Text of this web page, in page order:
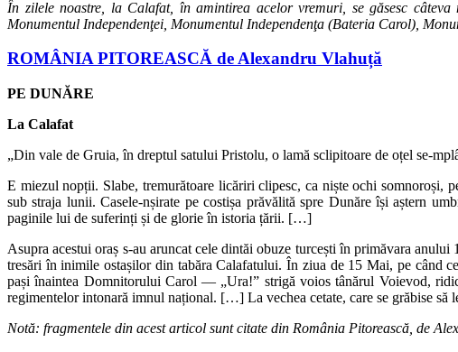
În zilele noastre, la Calafat, în amintirea acelor vremuri, se găsesc câteva
Monumentul Independenţei, Monumentul Independenţa (Bateria Carol),
ROMÂNIA PITOREASCĂ de Alexandru Vlahuță
PE DUNĂRE
La Calafat
„Din vale de Gruia, în dreptul satului Pristolu, o lamă sclipitoare de oțel se-
E miezul nopții. Slabe, tremurătoare licăriri clipesc, ca niște ochi somnoroși,
sub straja lunii. Casele-nșirate pe costișa prăvălită spre Dunăre își aștern
paginile lui de suferinți și de glorie în istoria țării. […]
Asupra acestui oraș s-au aruncat cele dintăi obuze turcești în primăvara
tresări în inimile ostașilor din tabăra Calafatului. În ziua de 15 Mai, pe când
pași înaintea Domnitorului Carol — „Ura!” strigă voios tânărul Voievod,
regimentelor intonară imnul național. […] La vechea cetate, care se grăbise
Notă: fragmentele din acest articol sunt citate din România Pitorească, de